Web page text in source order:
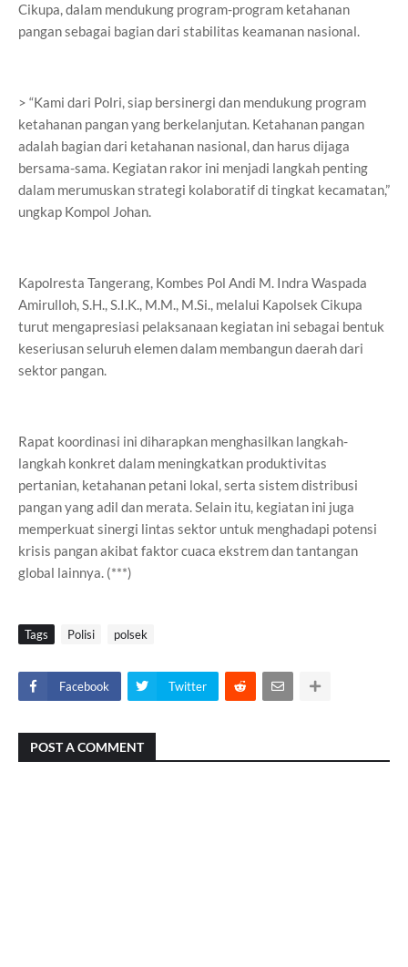
Cikupa, dalam mendukung program-program ketahanan
pangan sebagai bagian dari stabilitas keamanan nasional.
> “Kami dari Polri, siap bersinergi dan mendukung program
ketahanan pangan yang berkelanjutan. Ketahanan pangan
adalah bagian dari ketahanan nasional, dan harus dijaga
bersama-sama. Kegiatan rakor ini menjadi langkah penting
dalam merumuskan strategi kolaboratif di tingkat kecamatan,”
ungkap Kompol Johan.
Kapolresta Tangerang, Kombes Pol Andi M. Indra Waspada
Amirulloh, S.H., S.I.K., M.M., M.Si., melalui Kapolsek Cikupa
turut mengapresiasi pelaksanaan kegiatan ini sebagai bentuk
keseriusan seluruh elemen dalam membangun daerah dari
sektor pangan.
Rapat koordinasi ini diharapkan menghasilkan langkah-
langkah konkret dalam meningkatkan produktivitas
pertanian, ketahanan petani lokal, serta sistem distribusi
pangan yang adil dan merata. Selain itu, kegiatan ini juga
memperkuat sinergi lintas sektor untuk menghadapi potensi
krisis pangan akibat faktor cuaca ekstrem dan tantangan
global lainnya. (***)
Tags Polisi polsek
Facebook Twitter
POST A COMMENT